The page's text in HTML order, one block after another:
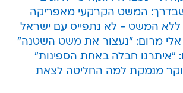
שבדרך: המשט הקרקעי מאפריקה
ללא המשט - לא נתפייס עם ישראל
אלי מרום: "נעצור את משט השטנה"
"איתרנו חבלה באחת הספינות"
מנמקת למה החליטה לצאת